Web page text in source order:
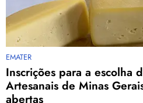
EMATER
Inscrições para a escolha
Artesanais de Minas
abertas